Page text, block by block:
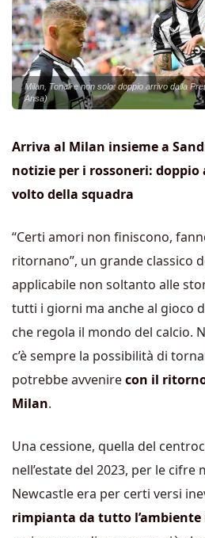
Milan, Tonali e non solo: doppio arrivo dalla
Ansa)
Arriva al Milan insieme a
notizie per i rossoneri: doppio
volto della squadra
“Certi amori non finiscono,
ritornano”, un grande classico
applicabile non soltanto alle
tutti i giorni ma anche al gioco
che regola il mondo del calcio.
c’è sempre la possibilità di
potrebbe avvenirecon il
Milan.
Una cessione, quella del
nell’estate del 2023, per le cifre
Newcastle era per certi versi
rimpianta da tutto l’ambiente